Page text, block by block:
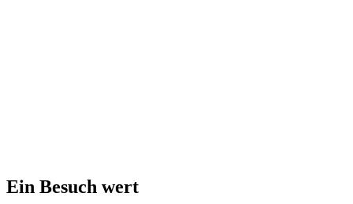
Ein Besuch wert